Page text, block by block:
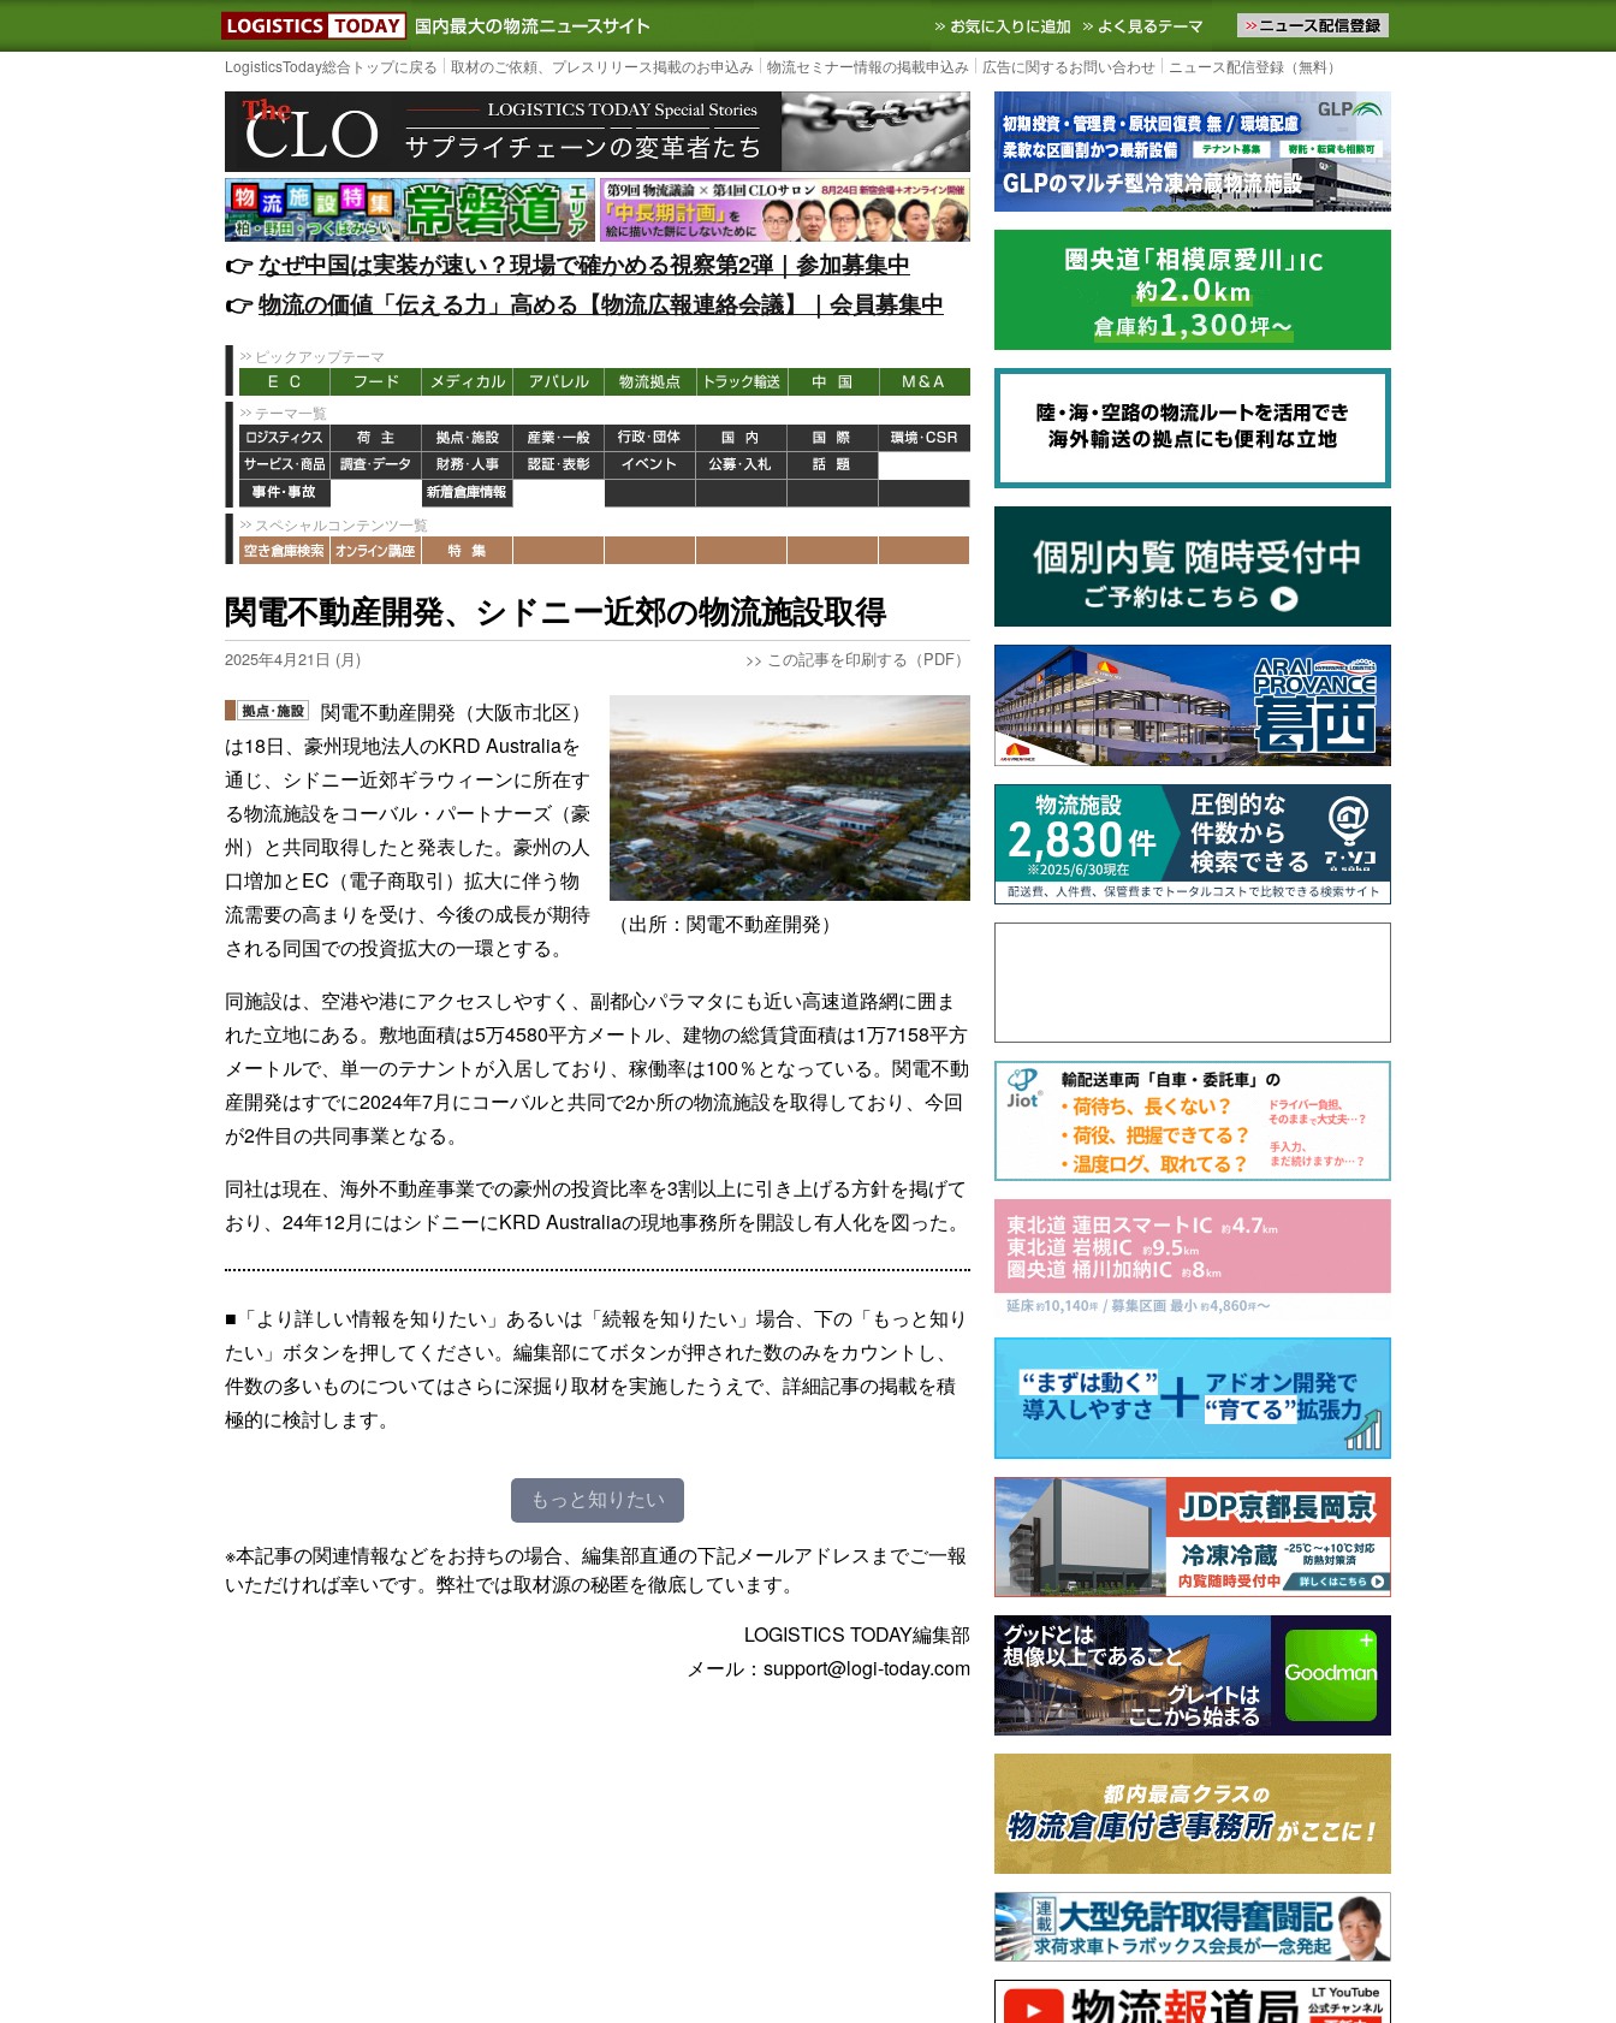
LOGISTICS TODAY｜国内最大の物流ニュースサイト3PL, SCMなど国内外の最新の物流ニュースをお届けします。物流ニュースメール配信を登録す
お気に入りに追加 よく見るテーマ
LogisticsToday総合トップに戻る 取材のご依頼、プレスリリース掲載のお申込み 物流セミナー情報の掲載申込み 広告に関するお問い合わせ ニュース配信登録（無料）
👉️なぜ中国は実装が速い？現場で確かめる視察第2弾｜参加募集中
👉️物流の価値「伝える力」高める【物流広報連絡会議】｜会員募集中
ピックアップテーマ
テーマ一覧
スペシャルコンテンツ一覧
関電不動産開発、シドニー近郊の物流施設取得
2025年4月21日 (月) >> この記事を印刷する（PDF）
（出所：関電不動産開発）
関電不動産開発（大阪市北区）
は18日、豪州現地法人のKRD Australiaを
通じ、シドニー近郊ギラウィーンに所在す
る物流施設をコーバル・パートナーズ（豪
州）と共同取得したと発表した。豪州の人
口増加とEC（電子商取引）拡大に伴う物
流需要の高まりを受け、今後の成長が期待
される同国での投資拡大の一環とする。
同施設は、空港や港にアクセスしやすく、副都心パラマタにも近い高速道路網に囲ま
れた立地にある。敷地面積は5万4580平方メートル、建物の総賃貸面積は1万7158平方
メートルで、単一のテナントが入居しており、稼働率は100％となっている。関電不動
産開発はすでに2024年7月にコーバルと共同で2か所の物流施設を取得しており、今回
が2件目の共同事業となる。
同社は現在、海外不動産事業での豪州の投資比率を3割以上に引き上げる方針を掲げて
おり、24年12月にはシドニーにKRD Australiaの現地事務所を開設し有人化を図った。
■「より詳しい情報を知りたい」あるいは「続報を知りたい」場合、下の「もっと知り
たい」ボタンを押してください。編集部にてボタンが押された数のみをカウントし、
件数の多いものについてはさらに深掘り取材を実施したうえで、詳細記事の掲載を積
極的に検討します。
もっと知りたい
※本記事の関連情報などをお持ちの場合、編集部直通の下記メールアドレスまでご一報
いただければ幸いです。弊社では取材源の秘匿を徹底しています。
LOGISTICS TODAY編集部
メール：support@logi-today.com